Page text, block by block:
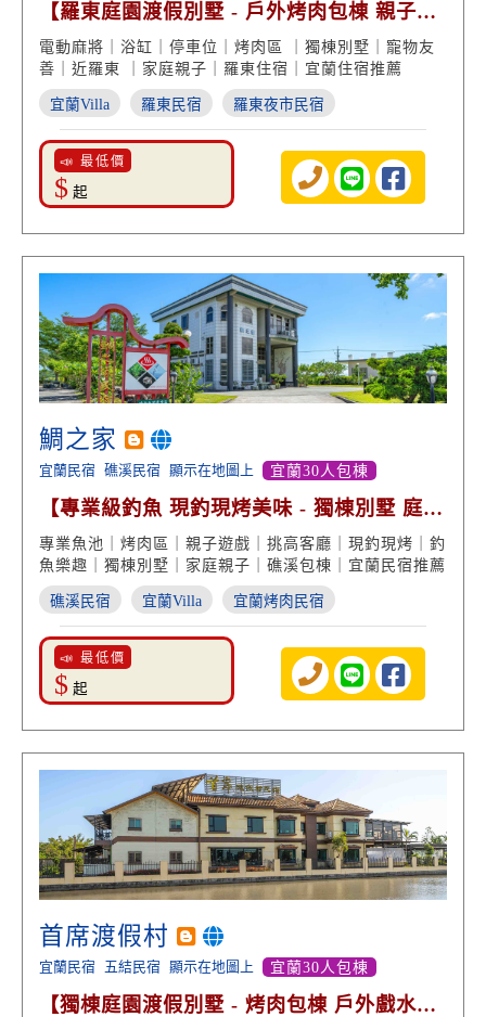
【羅東庭園渡假別墅 - 戶外烤肉包棟 親子遊
戲 泡澡浴缸】
電動麻將｜浴缸｜停車位｜烤肉區 ｜獨棟別墅｜寵物友
善｜近羅東 ｜家庭親子｜羅東住宿｜宜蘭住宿推薦
宜蘭Villa 羅東民宿 羅東夜市民宿
📣 最低價
$ 起
鯛之家
宜蘭民宿 礁溪民宿 顯示在地圖上 宜蘭30人包棟
【專業級釣魚 現釣現烤美味 - 獨棟別墅 庭園
親子遊戲】
專業魚池｜烤肉區｜親子遊戲｜挑高客廳｜現釣現烤｜釣
魚樂趣｜獨棟別墅｜家庭親子｜礁溪包棟｜宜蘭民宿推薦
礁溪民宿 宜蘭Villa 宜蘭烤肉民宿
📣 最低價
$ 起
首席渡假村
宜蘭民宿 五結民宿 顯示在地圖上 宜蘭30人包棟
【獨棟庭園渡假別墅 - 烤肉包棟 戶外戲水池